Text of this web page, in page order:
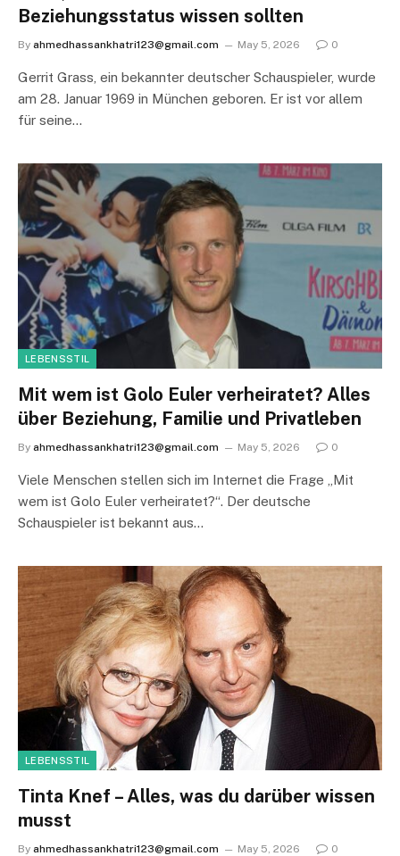
Beziehungsstatus wissen sollten
By ahmedhassankhatri123@gmail.com May 5, 2026 0
Gerrit Grass, ein bekannter deutscher Schauspieler, wurde
am 28. Januar 1969 in München geboren. Er ist vor allem
für seine…
LEBENSSTIL
Mit wem ist Golo Euler verheiratet? Alles
über Beziehung, Familie und Privatleben
By ahmedhassankhatri123@gmail.com May 5, 2026 0
Viele Menschen stellen sich im Internet die Frage „Mit
wem ist Golo Euler verheiratet?“. Der deutsche
Schauspieler ist bekannt aus…
LEBENSSTIL
Tinta Knef – Alles, was du darüber wissen
musst
By ahmedhassankhatri123@gmail.com May 5, 2026 0